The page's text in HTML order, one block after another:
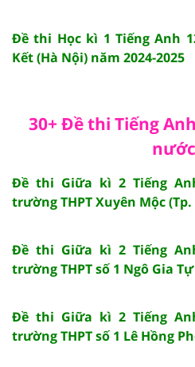
Đề thi Học kì 1 Tiếng Anh
Kết (Hà Nội) năm 2024-2025
30+ Đề thi Tiếng
Đề thi Giữa kì 2 Tiếng
trường THPT Xuyên Mộc (Tp.
Đề thi Giữa kì 2 Tiếng
trường THPT số 1 Ngô Gia
Đề thi Giữa kì 2 Tiếng
trường THPT số 1 Lê Hồng